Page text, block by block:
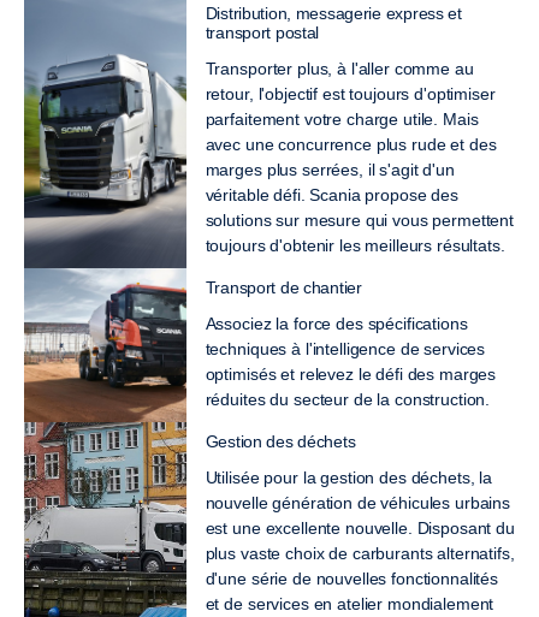
Distribution, messagerie express et
transport postal
Transporter plus, à l'aller comme au
retour, l'objectif est toujours d'optimiser
parfaitement votre charge utile. Mais
avec une concurrence plus rude et des
marges plus serrées, il s'agit d'un
véritable défi. Scania propose des
solutions sur mesure qui vous permettent
toujours d'obtenir les meilleurs résultats.
Transport de chantier
Associez la force des spécifications
techniques à l'intelligence de services
optimisés et relevez le défi des marges
réduites du secteur de la construction.
Gestion des déchets
Utilisée pour la gestion des déchets, la
nouvelle génération de véhicules urbains
est une excellente nouvelle. Disposant du
plus vaste choix de carburants alternatifs,
d'une série de nouvelles fonctionnalités
et de services en atelier mondialement